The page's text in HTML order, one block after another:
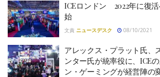
ICEロンドン 2022年に復
始
文責 ニュースデスク 08/10/2021
アレックス・プラット氏、
ンター氏が統率役に、ICE
ン・ゲーミングが経営陣の